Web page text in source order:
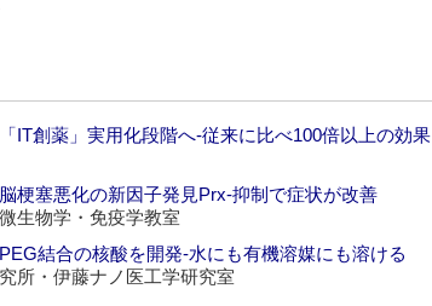
IT創薬」実用化段階へ‐従来に比べ100倍以上の効果
梗塞悪化の新因子発見Prx‐抑制で症状が改善
生物学・免疫学教室
結合の核酸を開発‐水にも有機溶媒にも溶ける
所・伊藤ナノ医工学研究室